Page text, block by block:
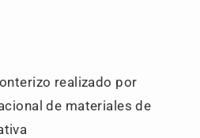
realizado por
de materiales de